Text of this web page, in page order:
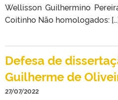
Wellisson Guilhermino
Coitinho Não homologados:
Defesa de
Guilherme de
27/07/2022